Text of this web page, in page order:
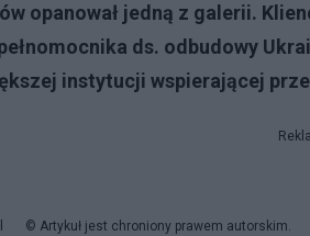
opanował jedną z galerii.
ds. odbudowy
instytucji wspierającej
© Artykuł jest chroniony prawem autorskim.